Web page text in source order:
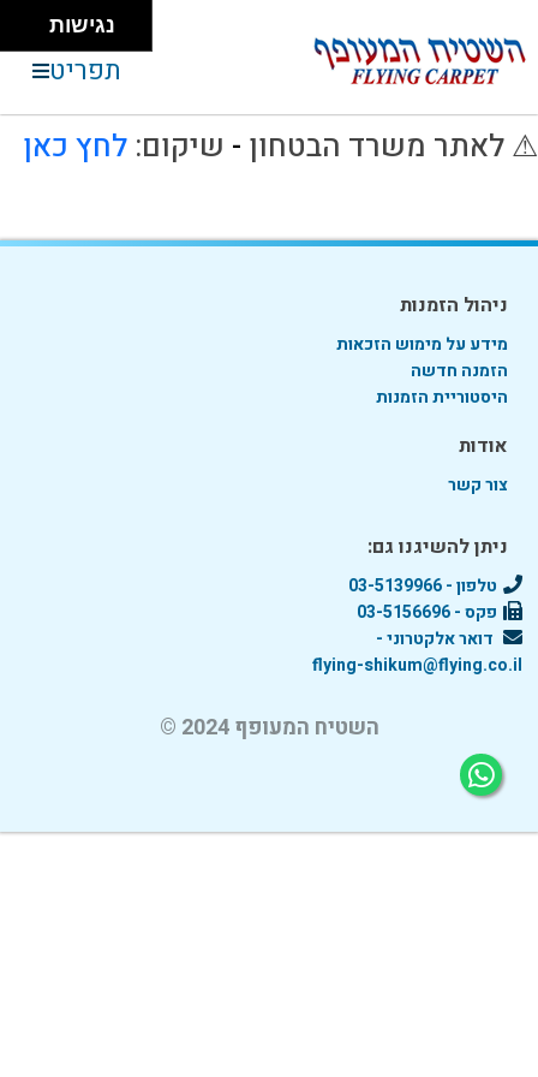
תפריט
זמן ההתחברות תם אנא כנס/י מחדש
⚠ לאתר משרד הבטחון - שיקום: לחץ כאן
ניהול הזמנות
מידע על מימוש הזכאות
הזמנה חדשה
היסטוריית הזמנות
אודות
צור קשר
ניתן להשיגנו גם:
טלפון - 03-5139966
פקס - 03-5156696
דואר אלקטרוני -
flying-shikum@flying.co.il
השטיח המעופף 2024 ©
נגישות